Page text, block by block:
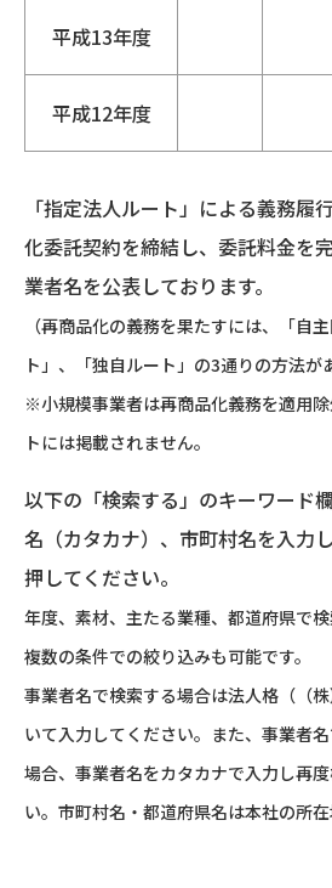
平成13年度
平成12年度
「指定法人ルート」による義務履
化委託契約を締結し、委託料金を
業者名を公表しております。
（再商品化の義務を果たすには、「自
ト」、「独自ルート」の3通りの方法が
※小規模事業者は再商品化義務を適用
トには掲載されません。
以下の「検索する」のキーワード
名（カタカナ）、市町村名を入力
押してください。
年度、素材、主たる業種、都道府県で検
複数の条件での絞り込みも可能です。
事業者名で検索する場合は法人格（（
いて入力してください。また、事業者
場合、事業者名をカタカナで入力し再
い。市町村名・都道府県名は本社の所在